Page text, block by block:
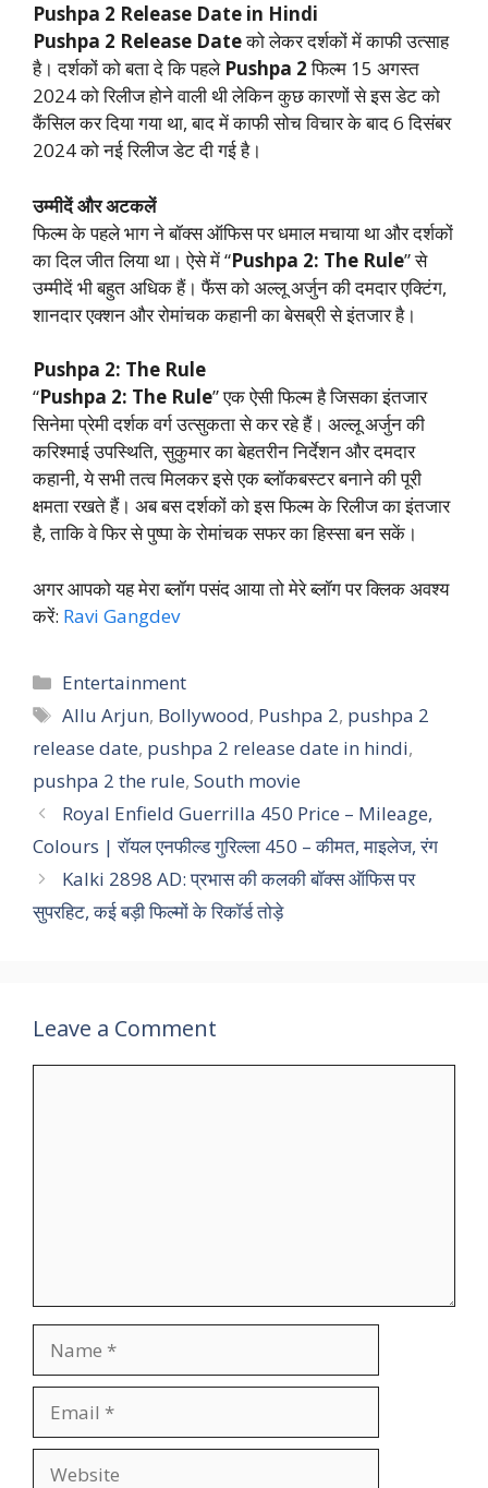
Pushpa 2 Release Date in Hindi
Pushpa 2 Release Dateको लेकर दर्शकों में काफी उत्साह
है। दर्शकों को बता दे कि पहले Pushpa 2फिल्म 15 अगस्त
2024 को रिलीज होने वाली थी लेकिन कुछ कारणों से इस डेट को
कैंसिल कर दिया गया था, बाद में काफी सोच विचार के बाद 6 दिसंबर
2024 को नई रिलीज डेट दी गई है।
उम्मीदें और अटकलें
फिल्म के पहले भाग ने बॉक्स ऑफिस पर धमाल मचाया था और दर्शकों
का दिल जीत लिया था। ऐसे में “Pushpa 2: The Rule” से
उम्मीदें भी बहुत अधिक हैं। फैंस को अल्लू अर्जुन की दमदार एक्टिंग,
शानदार एक्शन और रोमांचक कहानी का बेसब्री से इंतजार है।
Pushpa 2: The Rule
“Pushpa 2: The Rule” एक ऐसी फिल्म है जिसका इंतजार
सिनेमा प्रेमी दर्शक वर्ग उत्सुकता से कर रहे हैं। अल्लू अर्जुन की
करिश्माई उपस्थिति, सुकुमार का बेहतरीन निर्देशन और दमदार
कहानी, ये सभी तत्व मिलकर इसे एक ब्लॉकबस्टर बनाने की पूरी
क्षमता रखते हैं। अब बस दर्शकों को इस फिल्म के रिलीज का इंतजार
है, ताकि वे फिर से पुष्पा के रोमांचक सफर का हिस्सा बन सकें।
अगर आपको यह मेरा ब्लॉग पसंद आया तो मेरे ब्लॉग पर क्लिक अवश्य
करें: Ravi Gangdev
Categories
Entertainment
Tags
Allu Arjun, Bollywood, Pushpa 2, pushpa 2
release date, pushpa 2 release date in hindi,
pushpa 2 the rule, South movie
Royal Enfield Guerrilla 450 Price – Mileage,
Colours | रॉयल एनफील्ड गुरिल्ला 450 – कीमत, माइलेज, रंग
Kalki 2898 AD: प्रभास की कलकी बॉक्स ऑफिस पर
सुपरहिट, कई बड़ी फिल्मों के रिकॉर्ड तोड़े
Leave a Comment